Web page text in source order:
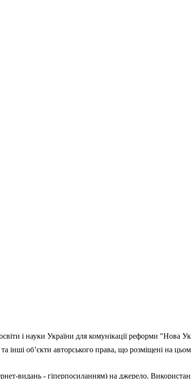
і науки України для комунікації реформи "Нова
інші об’єкти авторського права, що розміщені на
видань - гіперпосиланням) на джерело.